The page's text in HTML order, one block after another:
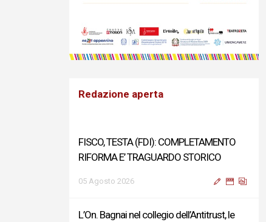
Redazione aperta
FISCO, TESTA (FDI): COMPLETAMENTO
RIFORMA E’ TRAGUARDO STORICO
05 Agosto 2026
L’On. Bagnai nel collegio dell’Antitrust, le